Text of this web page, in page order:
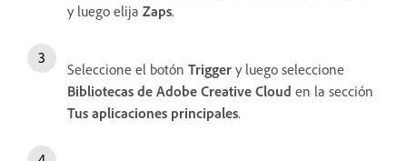
y luego elija Zaps.
Seleccione el botón Trigger y luego seleccione
Bibliotecas de Adobe Creative Cloud en la sección
Tus aplicaciones principales.